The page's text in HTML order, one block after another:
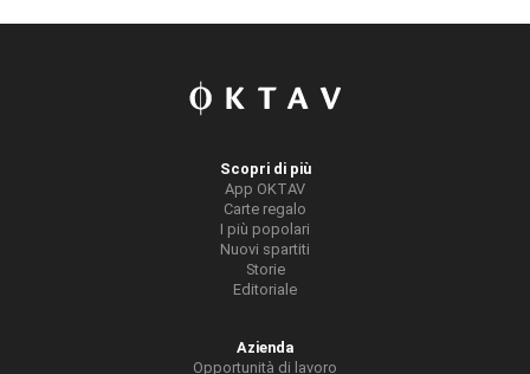
Scopri di più
App OKTAV
Carte regalo
I più popolari
Nuovi spartiti
Storie
Editoriale
Azienda
Opportunità di lavoro